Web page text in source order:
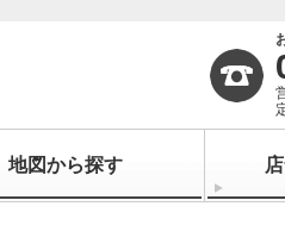
地図から探す